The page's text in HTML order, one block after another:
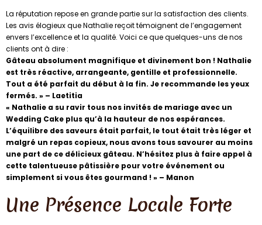
La réputation repose en grande partie sur la satisfaction des clients.
Les avis élogieux que Nathalie reçoit témoignent de l’engagement
envers l’excellence et la qualité. Voici ce que quelques-uns de nos
clients ont à dire :
Gâteau absolument magnifique et divinement bon ! Nathalie
est très réactive, arrangeante, gentille et professionnelle.
Tout a été parfait du début à la fin. Je recommande les yeux
fermés. » – Laetitia
« Nathalie a su ravir tous nos invités de mariage avec un
Wedding Cake plus qu’à la hauteur de nos espérances.
L’équilibre des saveurs était parfait, le tout était très léger et
malgré un repas copieux, nous avons tous savourer au moins
une part de ce délicieux gâteau. N’hésitez plus à faire appel à
cette talentueuse pâtissière pour votre événement ou
simplement si vous êtes gourmand ! » – Manon
Une Présence Locale Forte